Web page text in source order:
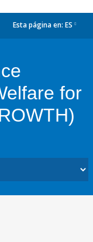
Esta página en: ES
for